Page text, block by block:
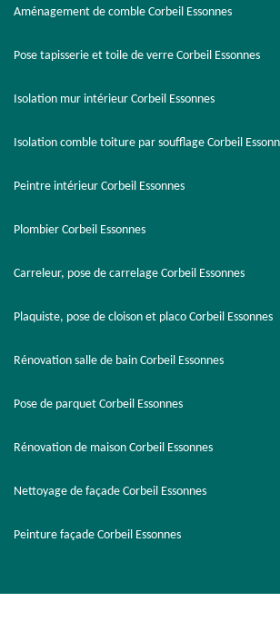
Aménagement de comble Corbeil Essonnes
Pose tapisserie et toile de verre Corbeil Essonnes
Isolation mur intérieur Corbeil Essonnes
Isolation comble toiture par soufflage Corbeil
Peintre intérieur Corbeil Essonnes
Plombier Corbeil Essonnes
Carreleur, pose de carrelage Corbeil Essonnes
Plaquiste, pose de cloison et placo Corbeil Essonnes
Rénovation salle de bain Corbeil Essonnes
Pose de parquet Corbeil Essonnes
Rénovation de maison Corbeil Essonnes
Nettoyage de façade Corbeil Essonnes
Peinture façade Corbeil Essonnes